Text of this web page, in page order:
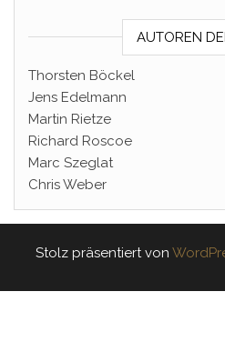
AUTOREN
Thorsten Böckel
Jens Edelmann
Martin Rietze
Richard Roscoe
Marc Szeglat
Chris Weber
Stolz präsentiert von